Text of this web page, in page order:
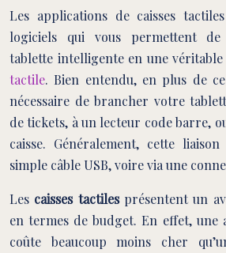
Les applications de caisses
logiciels qui vous permettent
tablette intelligente en une véritable
tactile. Bien entendu, en plus de
nécessaire de brancher votre
de tickets, à un lecteur code barre,
caisse. Généralement, cette
simple câble USB, voire via une
Les caisses tactilesprésentent un
en termes de budget. En effet, une
coûte beaucoup moins cher